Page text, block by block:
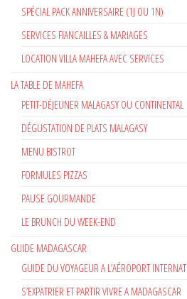
SPÉCIAL PACK ANNIVERSAIRE (1J OU 1N)
SERVICES FIANCAILLES & MARIAGES
LOCATION VILLA MAHEFA AVEC SERVICES
LA TABLE DE MAHEFA
PETIT-DÉJEUNER MALAGASY OU CONTINENTAL
DÉGUSTATION DE PLATS MALAGASY
MENU BISTROT
FORMULES PIZZAS
PAUSE GOURMANDE
LE BRUNCH DU WEEK-END
GUIDE MADAGASCAR
GUIDE DU VOYAGEUR A L’AÉROPORT
S’EXPATRIER ET PARTIR VIVRE A MADAGASCAR